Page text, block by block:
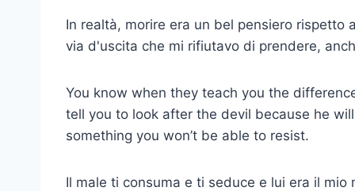
In realtà, morire era un bel pensiero rispetto
via d'uscita che mi rifiutavo di prendere,
You know when they teach you the
tell you to look after the devil because he
something you won’t be able to resist.
Il male ti consuma e ti seduce e lui era il